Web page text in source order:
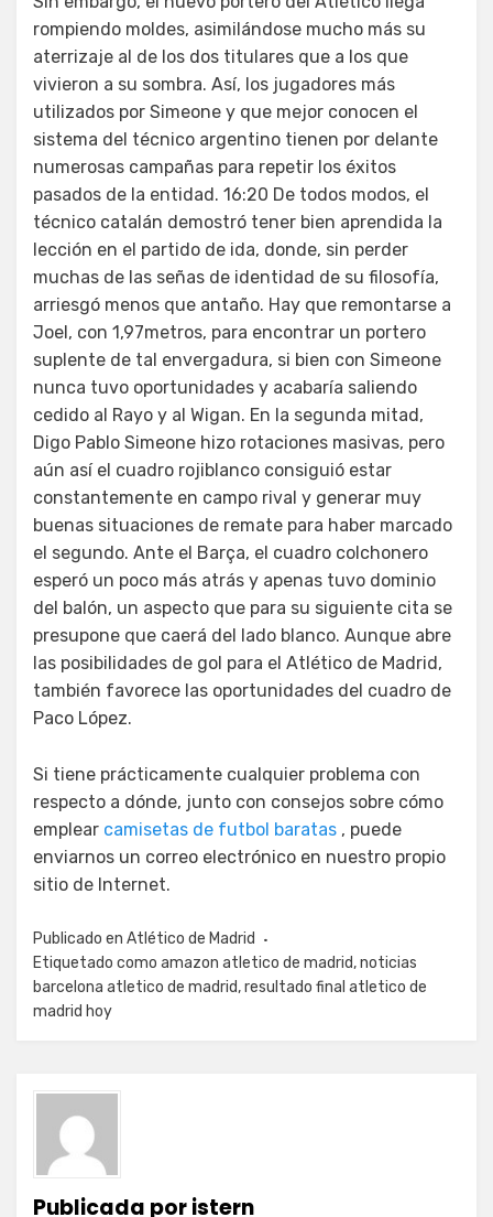
rompiendo moldes, asimilándose mucho más su
aterrizaje al de los dos titulares que a los que
vivieron a su sombra. Así, los jugadores más
utilizados por Simeone y que mejor conocen el
sistema del técnico argentino tienen por delante
numerosas campañas para repetir los éxitos
pasados de la entidad. 16:20 De todos modos, el
técnico catalán demostró tener bien aprendida la
lección en el partido de ida, donde, sin perder
muchas de las señas de identidad de su filosofía,
arriesgó menos que antaño. Hay que remontarse a
Joel, con 1,97metros, para encontrar un portero
suplente de tal envergadura, si bien con Simeone
nunca tuvo oportunidades y acabaría saliendo
cedido al Rayo y al Wigan. En la segunda mitad,
Digo Pablo Simeone hizo rotaciones masivas, pero
aún así el cuadro rojiblanco consiguió estar
constantemente en campo rival y generar muy
buenas situaciones de remate para haber marcado
el segundo. Ante el Barça, el cuadro colchonero
esperó un poco más atrás y apenas tuvo dominio
del balón, un aspecto que para su siguiente cita se
presupone que caerá del lado blanco. Aunque abre
las posibilidades de gol para el Atlético de Madrid,
también favorece las oportunidades del cuadro de
Paco López.
Si tiene prácticamente cualquier problema con
respecto a dónde, junto con consejos sobre cómo
emplear camisetas de futbol baratas , puede
enviarnos un correo electrónico en nuestro propio
sitio de Internet.
Publicado en Atlético de Madrid
Etiquetado como amazon atletico de madrid,noticias
barcelona atletico de madrid,resultado final atletico de
madrid hoy
Publicada poristern